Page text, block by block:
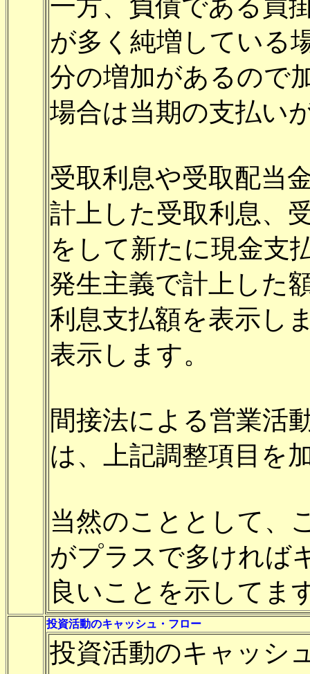
一方、負債である買
が多く純増している
分の増加があるので
場合は当期の支払い
受取利息や受取配当
計上した受取利息、
をして新たに現金支
発生主義で計上した
利息支払額を表示し
表示します。
間接法による営業活
は、上記調整項目を
当然のこととして、
がプラスで多ければ
良いことを示してま
投資活動のキャッシュ・フロー
投資活動のキャッシ